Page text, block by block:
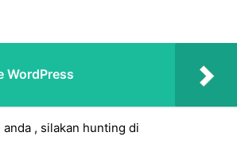
WordPress
, silakan hunting di